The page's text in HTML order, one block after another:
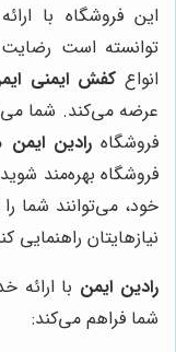
این فروشگاه با
توانسته است
انواعکفش ایمنی
عرضه می‌کند. شما
فروشگاهرادین ایمن
فروشگاه بهره‌مند
خود، می‌توانند شما
نیازهایتان راهنمایی
رادین ایمن با
شما فراهم می‌کند: